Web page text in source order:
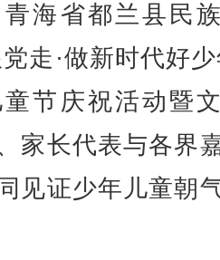
海省都兰县民
走·做新时代好少
节庆祝活动暨
家长代表与各界
见证少年儿童朝